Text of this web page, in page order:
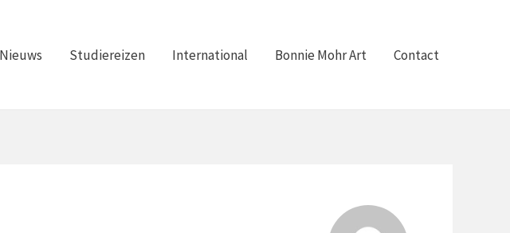
Nieuws Studiereizen International Bonnie Mohr Art Contact